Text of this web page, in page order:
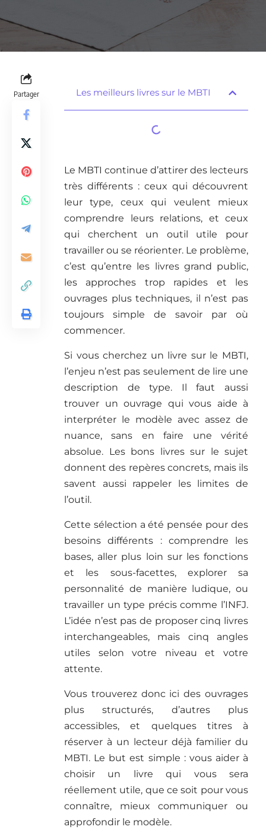
Partager Les meilleurs livres sur le MBTI
Le MBTI continue d’attirer des lecteurs
très différents : ceux qui découvrent
leur type, ceux qui veulent mieux
comprendre leurs relations, et ceux
qui cherchent un outil utile pour
travailler ou se réorienter. Le problème,
c’est qu’entre les livres grand public,
les approches trop rapides et les
ouvrages plus techniques, il n’est pas
toujours simple de savoir par où
commencer.
Si vous cherchez un livre sur le MBTI,
l’enjeu n’est pas seulement de lire une
description de type. Il faut aussi
trouver un ouvrage qui vous aide à
interpréter le modèle avec assez de
nuance, sans en faire une vérité
absolue. Les bons livres sur le sujet
donnent des repères concrets, mais ils
savent aussi rappeler les limites de
l’outil.
Cette sélection a été pensée pour des
besoins différents : comprendre les
bases, aller plus loin sur les fonctions
et les sous-facettes, explorer sa
personnalité de manière ludique, ou
travailler un type précis comme l’INFJ.
L’idée n’est pas de proposer cinq livres
interchangeables, mais cinq angles
utiles selon votre niveau et votre
attente.
Vous trouverez donc ici des ouvrages
plus structurés, d’autres plus
accessibles, et quelques titres à
réserver à un lecteur déjà familier du
MBTI. Le but est simple : vous aider à
choisir un livre qui vous sera
réellement utile, que ce soit pour vous
connaître, mieux communiquer ou
approfondir le modèle.